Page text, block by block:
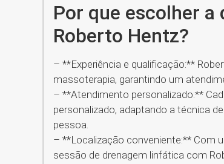
Por que escolher
Roberto Hentz?
– **Experiência e qualificação:**
massoterapia, garantindo um
– **Atendimento personalizado:**
personalizado, adaptando a técnica
pessoa.
– **Localização conveniente:** Com
sessão de drenagem linfática com